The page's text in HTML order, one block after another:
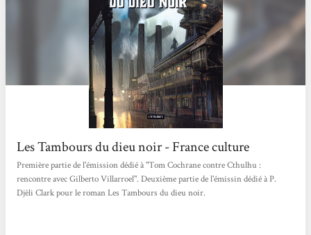
Les Tambours du dieu noir - France culture
Première partie de l'émission dédié à "Tom Cochrane contre Cthulhu :
rencontre avec Gilberto Villarroel". Deuxième partie de l'émissin dédié à P.
Djèli Clark pour le roman Les Tambours du dieu noir.